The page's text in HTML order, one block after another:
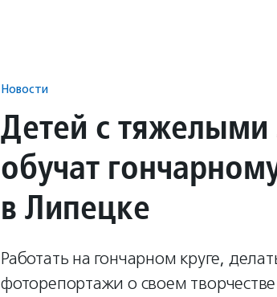
Новости
Детей с
обучат
в Липецке
Работать на гончарном круге,
фоторепортажи о своем